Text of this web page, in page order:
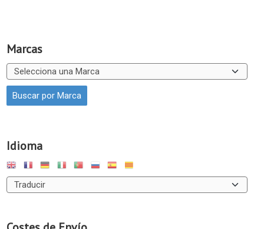
Marcas
Idioma